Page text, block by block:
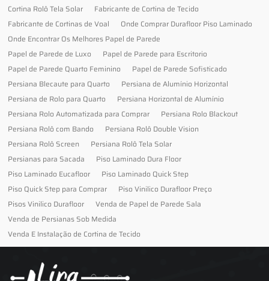
Cortina Rolô Tela Solar
Fabricante de Cortina de Tecido
Fabricante de Cortinas de Voal
Onde Comprar Durafloor Piso Laminado
Onde Encontrar Os Melhores Papel de Parede
Papel de Parede de Luxo
Papel de Parede para Escritorio
Papel de Parede Quarto Feminino
Papel de Parede Sofisticado
Persiana Blecaute para Quarto
Persiana de Alumínio Horizontal
Persiana de Rolo para Quarto
Persiana Horizontal de Alumínio
Persiana Rolo Automatizada para Comprar
Persiana Rolo Blackout
Persiana Rolô com Bando
Persiana Rolô Double Vision
Persiana Rolô Screen
Persiana Rolô Tela Solar
Persianas para Sacada
Piso Laminado Dura Floor
Piso Laminado Eucafloor
Piso Laminado Quick Step
Piso Quick Step para Comprar
Piso Vinilico Durafloor Preço
Pisos Vinilico Durafloor
Venda de Papel de Parede Sala
Venda de Persianas Sob Medida
Venda E Instalação de Cortina de Tecido